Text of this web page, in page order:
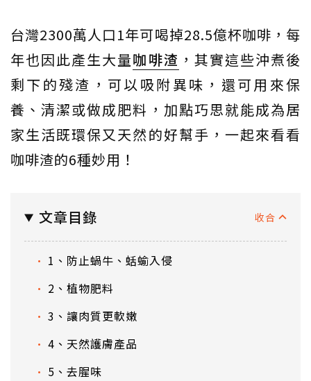
台灣2300萬人口1年可喝掉28.5億杯咖啡，每
年也因此產生大量咖啡渣 ，其實這些沖煮後
剩下的殘渣，可以吸附異味，還可用來保
養、清潔或做成肥料，加點巧思就能成為居
家生活既環保又天然的好幫手，一起來看看
咖啡渣的6種妙用！
文章目錄
1、防止蝸牛、蛞蝓入侵
2、植物肥料
3、讓肉質更軟嫩
4、天然護膚產品
5、去腥味